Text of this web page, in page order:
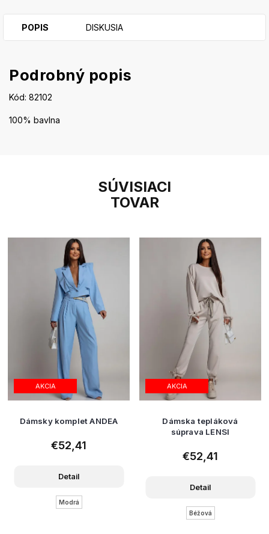
SÚVISIACI
TOVAR
AKCIA
Dámsky komplet ANDEA
€52,41
Detail
Modrá
AKCIA
Dámska tepláková
súprava LENSI
€52,41
Detail
Béžová
POPIS DISKUSIA
Podrobný popis
Kód: 82102
100% bavlna